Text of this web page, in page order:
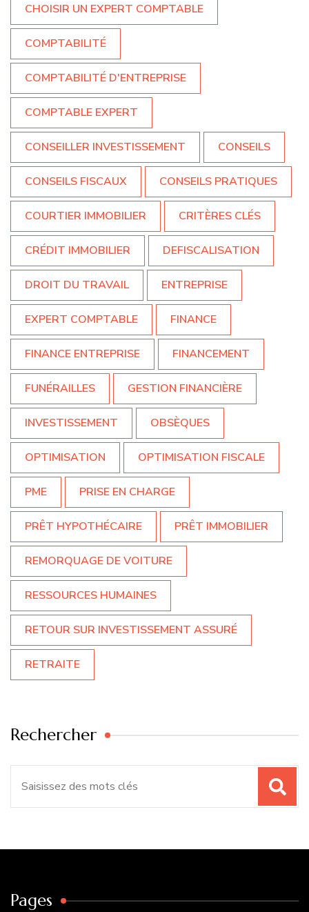
CHOISIR UN EXPERT COMPTABLE
COMPTABILITÉ
COMPTABILITÉ D'ENTREPRISE
COMPTABLE EXPERT
CONSEILLER INVESTISSEMENT CONSEILS
CONSEILS FISCAUX CONSEILS PRATIQUES
COURTIER IMMOBILIER CRITÈRES CLÉS
CRÉDIT IMMOBILIER DEFISCALISATION
DROIT DU TRAVAIL ENTREPRISE
EXPERT COMPTABLE FINANCE
FINANCE ENTREPRISE FINANCEMENT
FUNÉRAILLES GESTION FINANCIÈRE
INVESTISSEMENT OBSÈQUES
OPTIMISATION OPTIMISATION FISCALE
PME PRISE EN CHARGE
PRÊT HYPOTHÉCAIRE PRÊT IMMOBILIER
REMORQUAGE DE VOITURE
RESSOURCES HUMAINES
RETOUR SUR INVESTISSEMENT ASSURÉ
RETRAITE
Rechercher
Pages